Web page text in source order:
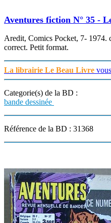
Aventures fiction N° 35 -
Aredit, Comics Pocket, 7- 1974.
correct. Petit format.
La librairie Le Beau Livre
Categorie(s) de la BD :
bande dessinée
Référence de la BD : 31368